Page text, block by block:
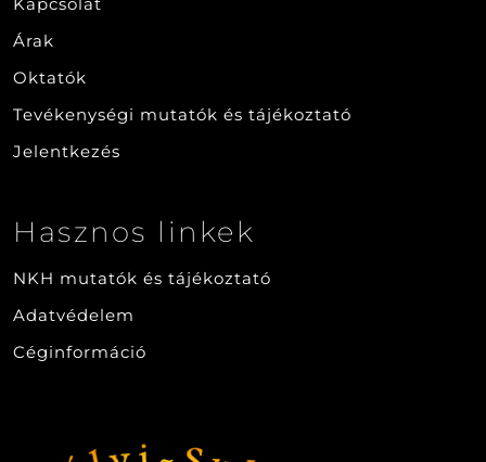
Árak
Oktatók
Tevékenységi mutatók és tájékoztató
Jelentkezés
Hasznos linkek
NKH mutatók és tájékoztató
Adatvédelem
Céginformáció